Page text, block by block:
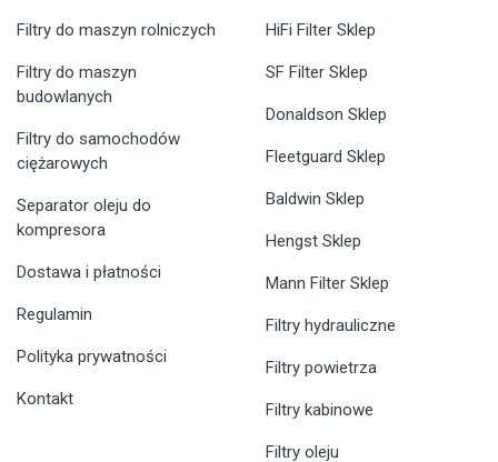
Filtry do maszyn rolniczych
Filtry do maszyn
budowlanych
Filtry do samochodów
ciężarowych
Separator oleju do
kompresora
Dostawa i płatności
Regulamin
Polityka prywatności
Kontakt
HiFi Filter Sklep
SF Filter Sklep
Donaldson Sklep
Fleetguard Sklep
Baldwin Sklep
Hengst Sklep
Mann Filter Sklep
Filtry hydrauliczne
Filtry powietrza
Filtry kabinowe
Filtry oleju